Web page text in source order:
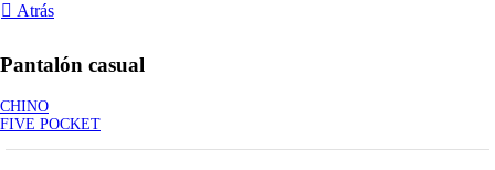
Atrás
Pantalón casual
CHINO
FIVE POCKET